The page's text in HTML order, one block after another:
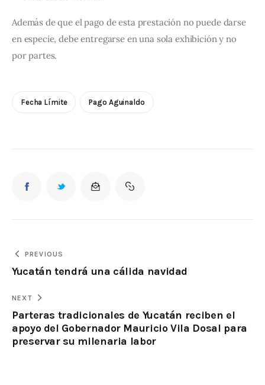
Además de que el pago de esta prestación no puede darse
en especie, debe entregarse en una sola exhibición y no
por partes.
Fecha Límite Pago Aguinaldo
PREVIOUS
Yucatán tendrá una cálida navidad
NEXT
Parteras tradicionales de Yucatán reciben el
apoyo del Gobernador Mauricio Vila Dosal para
preservar su milenaria labor